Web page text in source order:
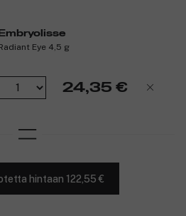
Embryolisse
Eye 4,5 g
24,35 €
hintaan 122,55 €